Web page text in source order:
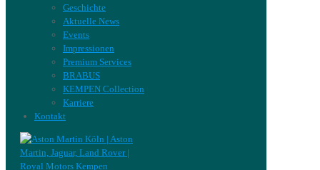
Geschichte
Aktuelle News
Events
Impressionen
Premium Services
BRABUS
KEMPEN Collection
Karriere
Kontakt